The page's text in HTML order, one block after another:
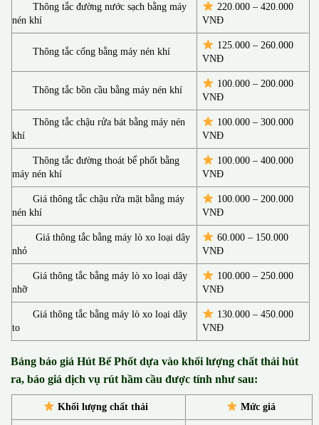
Thông tắc đường nước sạch bằng máy
nén khí
220.000 – 420.000
VNĐ
Thông tắc cống bằng máy nén khí
125.000 – 260.000
VNĐ
Thông tắc bồn cầu bằng máy nén khí
100.000 – 200.000
VNĐ
Thông tắc chậu rửa bát bằng máy nén
khí
100.000 – 300.000
VNĐ
Thông tắc đường thoát bể phốt bằng
máy nén khí
100.000 – 400.000
VNĐ
Giá thông tắc chậu rửa mặt bằng máy
nén khí
100.000 – 200.000
VNĐ
Giá thông tắc bằng máy lò xo loại dây
nhỏ
60.000 – 150.000
VNĐ
Giá thông tắc bằng máy lò xo loại dây
nhỡ
100.000 – 250.000
VNĐ
Giá thông tắc bằng máy lò xo loại dây
to
130.000 –450.000
VNĐ
Bảng báo giá Hút Bể Phốt dựa vào khối lượng chất thải hút
ra, báo giá dịch vụ rút hầm cầu được tính như sau:
Khối lượng chất thải Mức giá